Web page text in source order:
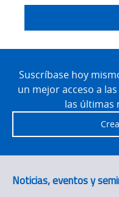
Technical
Traceability
Newsletter/
Product
Strategic
Updates
Other
FooterSuscríbase hoy
un mejor acceso a
las últimas
Noticias, eventos y